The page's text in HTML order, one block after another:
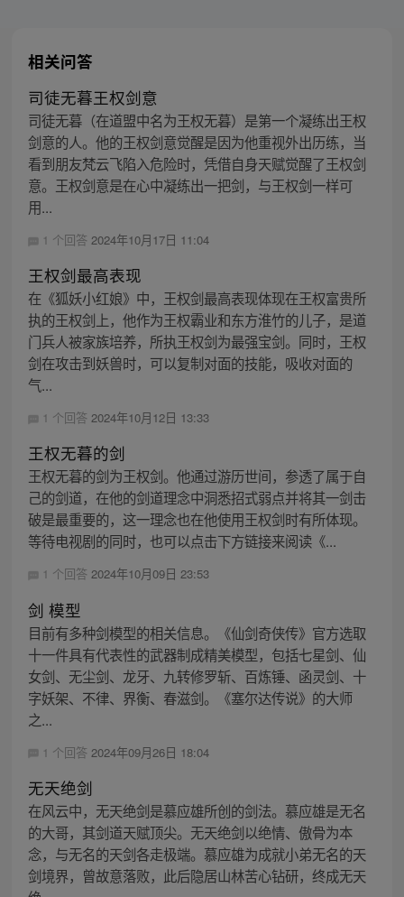
相关问答
司徒无暮王权剑意
司徒无暮（在道盟中名为王权无暮）是第一个凝练出王权
剑意的人。他的王权剑意觉醒是因为他重视外出历练，当
看到朋友梵云飞陷入危险时，凭借自身天赋觉醒了王权剑
意。王权剑意是在心中凝练出一把剑，与王权剑一样可
用...
1 个回答 2024年10月17日 11:04
王权剑最高表现
在《狐妖小红娘》中，王权剑最高表现体现在王权富贵所
执的王权剑上，他作为王权霸业和东方淮竹的儿子，是道
门兵人被家族培养，所执王权剑为最强宝剑。同时，王权
剑在攻击到妖兽时，可以复制对面的技能，吸收对面的
气...
1 个回答 2024年10月12日 13:33
王权无暮的剑
王权无暮的剑为王权剑。他通过游历世间，参透了属于自
己的剑道，在他的剑道理念中洞悉招式弱点并将其一剑击
破是最重要的，这一理念也在他使用王权剑时有所体现。
等待电视剧的同时，也可以点击下方链接来阅读《...
1 个回答 2024年10月09日 23:53
剑 模型
目前有多种剑模型的相关信息。《仙剑奇侠传》官方选取
十一件具有代表性的武器制成精美模型，包括七星剑、仙
女剑、无尘剑、龙牙、九转修罗斩、百炼锤、函灵剑、十
字妖架、不律、界衡、春滋剑。《塞尔达传说》的大师
之...
1 个回答 2024年09月26日 18:04
无天绝剑
在风云中，无天绝剑是慕应雄所创的剑法。慕应雄是无名
的大哥，其剑道天赋顶尖。无天绝剑以绝情、傲骨为本
念，与无名的天剑各走极端。慕应雄为成就小弟无名的天
剑境界，曾故意落败，此后隐居山林苦心钻研，终成无天